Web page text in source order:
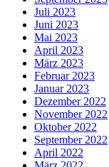
Juli 2023
Juni 2023
Mai 2023
April 2023
März 2023
Februar 2023
Januar 2023
Dezember 2022
November 2022
Oktober 2022
September 2022
April 2022